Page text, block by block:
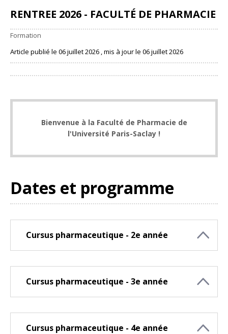
RENTREE 2026 - FACULTÉ DE PHARMACIE
Formation
Article publié le 06 juillet 2026 , mis à jour le 06 juillet 2026
Bienvenue à la Faculté de Pharmacie de
l'Université Paris-Saclay !
Dates et programme
Cursus pharmaceutique - 2e année
Cursus pharmaceutique - 3e année
Cursus pharmaceutique - 4e année